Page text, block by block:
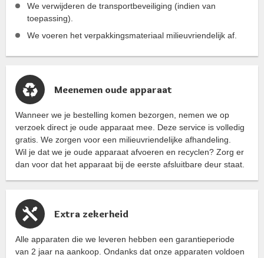
We verwijderen de transportbeveiliging (indien van
toepassing).
We voeren het verpakkingsmateriaal milieuvriendelijk af.
Meenemen oude apparaat
Wanneer we je bestelling komen bezorgen, nemen we op
verzoek direct je oude apparaat mee. Deze service is volledig
gratis. We zorgen voor een milieuvriendelijke afhandeling.
Wil je dat we je oude apparaat afvoeren en recyclen? Zorg er
dan voor dat het apparaat bij de eerste afsluitbare deur staat.
Extra zekerheid
Alle apparaten die we leveren hebben een garantieperiode
van 2 jaar na aankoop. Ondanks dat onze apparaten voldoen